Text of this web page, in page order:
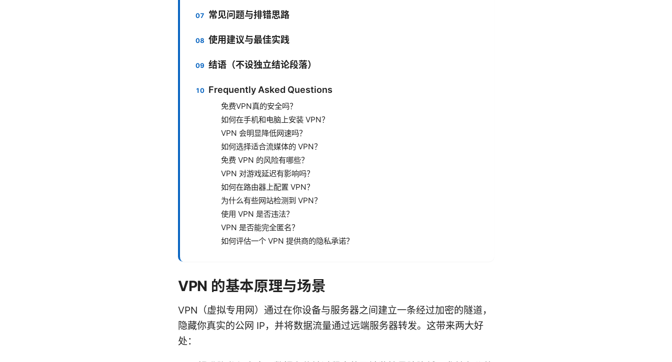
常见问题与排错思路
使用建议与最佳实践
结语（不设独立结论段落）
Frequently Asked Questions
免费VPN真的安全吗？
如何在手机和电脑上安装 VPN？
VPN 会明显降低网速吗？
如何选择适合流媒体的 VPN？
免费 VPN 的风险有哪些？
VPN 对游戏延迟有影响吗？
如何在路由器上配置 VPN？
为什么有些网站检测到 VPN？
使用 VPN 是否违法？
VPN 是否能完全匿名？
如何评估一个 VPN 提供商的隐私承诺？
VPN 的基本原理与场景
VPN（虚拟专用网）通过在你设备与服务器之间建立一条经过加密的隧道，
隐藏你真实的公网 IP，并将数据流量通过远端服务器转发。这带来两大好
处：